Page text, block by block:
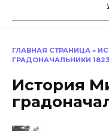
ГЛАВНАЯ СТРАНИЦА »
ГРАДОНАЧАЛЬНИКИ
История